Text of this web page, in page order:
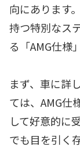
向にあります
持つ特別なス
る「AMG仕様
まず、車に詳
ては、AMG仕
して好意的に
でも目を引く